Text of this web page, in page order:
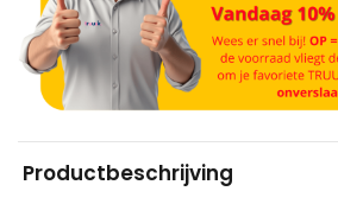
Productbeschrijving